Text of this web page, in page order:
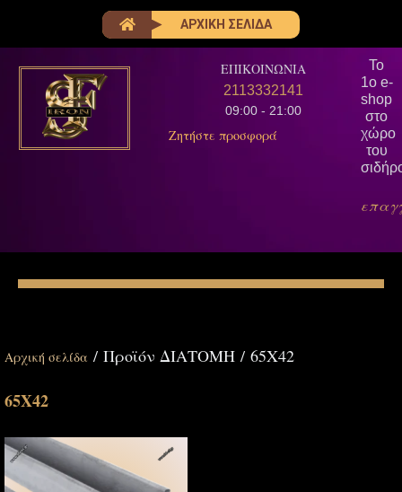
ΑΡΧΙΚΗ ΣΕΛΙΔΑ
ΕΠΙΚΟΙΝΩΝΙΑ
2113332141
09:00 - 21:00
Ζητήστε προσφορά
Το
1ο e-
shop
στο
χώρο
του
Αρχική σελίδα / Προϊόν ΔΙΑΤΟΜΗ / 65Χ42
65Χ42